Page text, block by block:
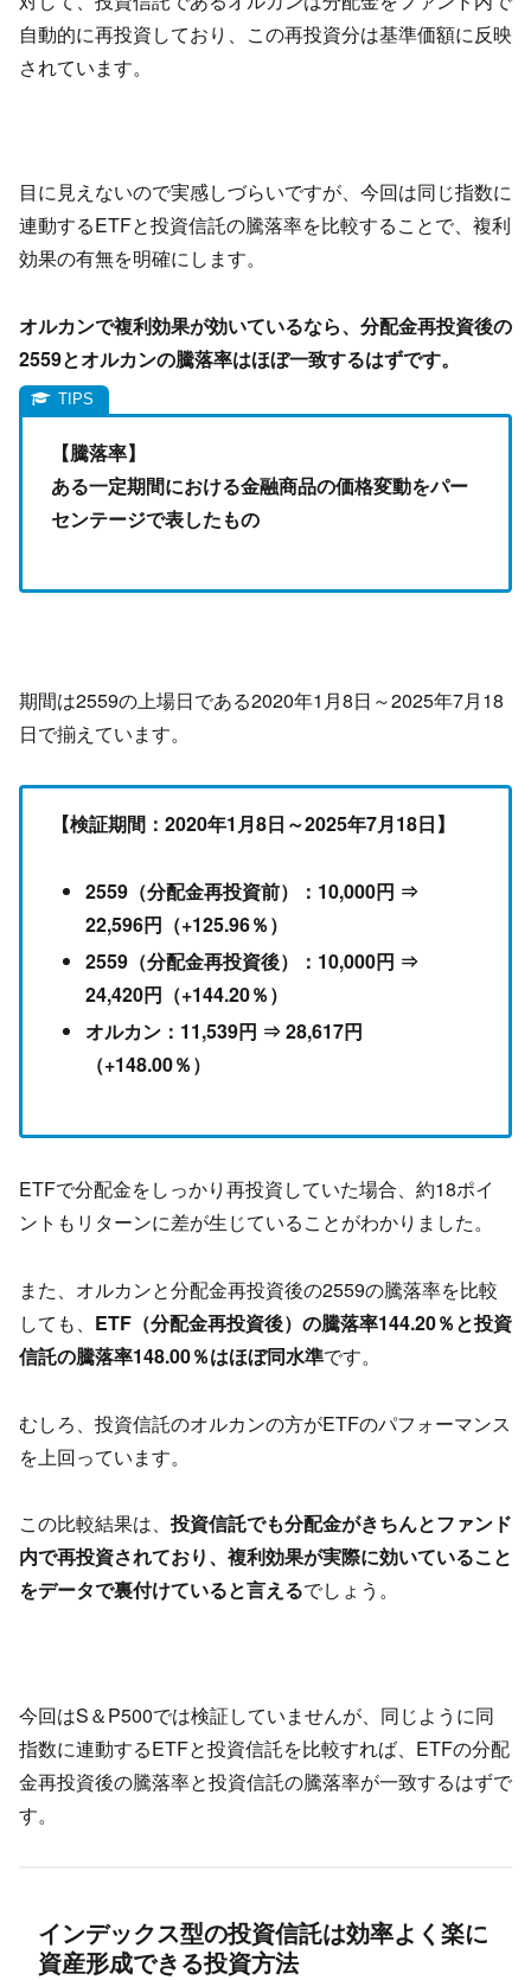
自動的に再投資しており、この再投資分は基準価額に反映
されています。
目に見えないので実感しづらいですが、今回は同じ指数に
連動するETFと投資信託の騰落率を比較することで、複利
効果の有無を明確にします。
オルカンで複利効果が効いているなら、分配金再投資後の
2559とオルカンの騰落率はほぼ一致するはずです。
【騰落率】
ある一定期間における金融商品の価格変動をパー
センテージで表したもの
期間は2559の上場日である2020年1月8日～2025年7月18
日で揃えています。
【検証期間：2020年1月8日～2025年7月18日】
2559（分配金再投資前）：10,000円 ⇒
22,596円（+125.96％）
2559（分配金再投資後）：10,000円 ⇒
24,420円（+144.20％）
オルカン：11,539円 ⇒ 28,617円
（+148.00％）
ETFで分配金をしっかり再投資していた場合、約18ポイ
ントもリターンに差が生じていることがわかりました。
また、オルカンと分配金再投資後の2559の騰落率を比較
しても、 ETF（分配金再投資後）の騰落率144.20％と投資
信託の騰落率148.00％はほぼ同水準です。
むしろ、投資信託のオルカンの方がETFのパフォーマンス
を上回っています。
この比較結果は、 投資信託でも分配金がきちんとファンド
内で再投資されており、複利効果が実際に効いていること
をデータで裏付けていると言えるでしょう。
今回はS＆P500では検証していませんが、同じように同
指数に連動するETFと投資信託を比較すれば、ETFの分配
金再投資後の騰落率と投資信託の騰落率が一致するはずで
す。
インデックス型の投資信託は効率よく楽に
資産形成できる投資方法